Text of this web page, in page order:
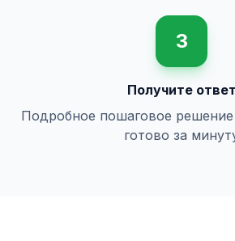
3
Получите ответ
Подробное пошаговое решение
готово за